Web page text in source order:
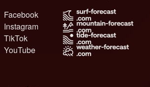
Facebook
Instagram
TikTok
YouTube